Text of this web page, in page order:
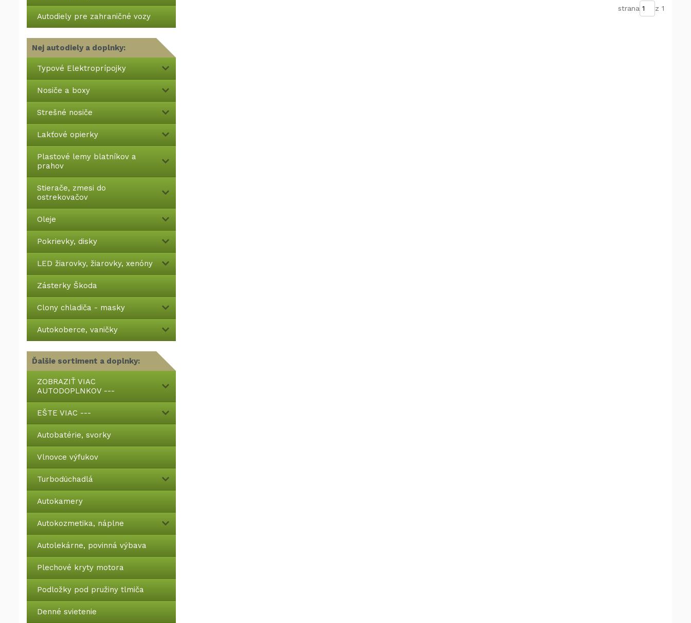
Autodiely pre zahraničné vozy
Nej autodiely a doplnky:
Typové Elektroprípojky
Nosiče a boxy
Strešné nosiče
Lakťové opierky
Plastové lemy blatníkov a
prahov
Stierače, zmesi do
ostrekovačov
Oleje
Pokrievky, disky
LED žiarovky, žiarovky, xenóny
Zásterky Škoda
Clony chladiča - masky
Autokoberce, vaničky
Ďalšie sortiment a doplnky:
ZOBRAZIŤ VIAC
AUTODOPLNKOV ---
EŠTE VIAC ---
Autobatérie, svorky
Vlnovce výfukov
Turbodúchadlá
Autokamery
Autokozmetika, náplne
Autolekárne, povinná výbava
Plechové kryty motora
Podložky pod pružiny tlmiča
Denné svietenie
strana z 1